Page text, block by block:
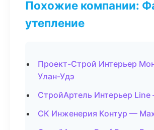
Похожие компании:
утепление
Проект-Строй Интерьер
Улан-Удэ
СтройАртель Интерьер
СК Инженерия Контур —